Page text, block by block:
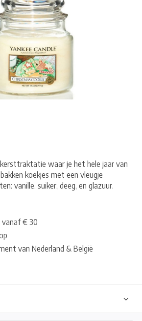
waar je het hele jaar van
koekjes met een vleugje
vanille, suiker, deeg, en glazuur.
vanaf € 30
van Nederland & België